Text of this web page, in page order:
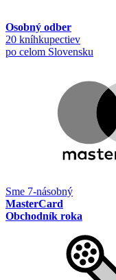
Osobný odber
20 kníhkupectiev
po celom Slovensku
Sme 7-násobný
MasterCard
Obchodník roka